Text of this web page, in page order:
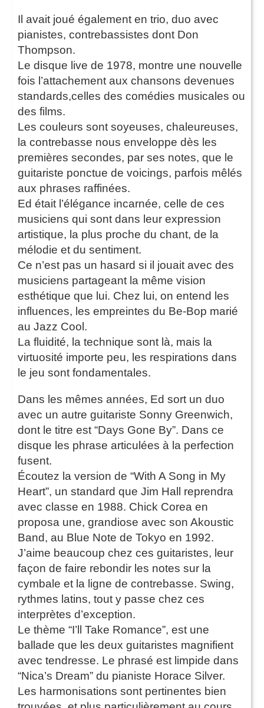
Il avait joué également en trio, duo avec
pianistes, contrebassistes dont Don
Thompson.
Le disque live de 1978, montre une nouvelle
fois l’attachement aux chansons devenues
standards,celles des comédies musicales ou
des films.
Les couleurs sont soyeuses, chaleureuses,
la contrebasse nous enveloppe dès les
premières secondes, par ses notes, que le
guitariste ponctue de voicings, parfois mêlés
aux phrases raffinées.
Ed était l’élégance incarnée, celle de ces
musiciens qui sont dans leur expression
artistique, la plus proche du chant, de la
mélodie et du sentiment.
Ce n’est pas un hasard si il jouait avec des
musiciens partageant la même vision
esthétique que lui. Chez lui, on entend les
influences, les empreintes du Be-Bop marié
au Jazz Cool.
La fluidité, la technique sont là, mais la
virtuosité importe peu, les respirations dans
le jeu sont fondamentales.
Dans les mêmes années, Ed sort un duo
avec un autre guitariste Sonny Greenwich,
dont le titre est “Days Gone By”. Dans ce
disque les phrase articulées à la perfection
fusent.
Écoutez la version de “With A Song in My
Heart”, un standard que Jim Hall reprendra
avec classe en 1988. Chick Corea en
proposa une, grandiose avec son Akoustic
Band, au Blue Note de Tokyo en 1992.
J’aime beaucoup chez ces guitaristes, leur
façon de faire rebondir les notes sur la
cymbale et la ligne de contrebasse. Swing,
rythmes latins, tout y passe chez ces
interprètes d’exception.
Le thème “I’ll Take Romance”, est une
ballade que les deux guitaristes magnifient
avec tendresse. Le phrasé est limpide dans
“Nica’s Dream” du pianiste Horace Silver.
Les harmonisations sont pertinentes bien